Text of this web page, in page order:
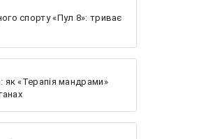
спорту «Пул 8»: триває
як «Терапія мандрами»